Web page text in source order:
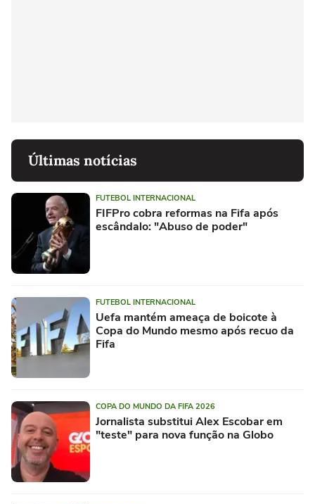
Últimas notícias
FUTEBOL INTERNACIONAL
FIFPro cobra reformas na Fifa após
escândalo: "Abuso de poder"
FUTEBOL INTERNACIONAL
Uefa mantém ameaça de boicote à
Copa do Mundo mesmo após recuo da
Fifa
COPA DO MUNDO DA FIFA 2026
Jornalista substitui Alex Escobar em
"teste" para nova função na Globo